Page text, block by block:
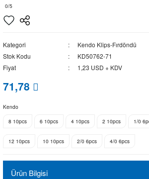
0/5
Kategori
Kendo Klips-Fırdöndü
Stok Kodu
KD50762-71
Fiyat
1,23 USD + KDV
71,78
Kendo
8 10pcs
6 10pcs 4 10pcs 2 10pcs 1/0
12 10pcs 10 10pcs 2/0 6pcs 4/0 6pcs
Ürün Bilgisi